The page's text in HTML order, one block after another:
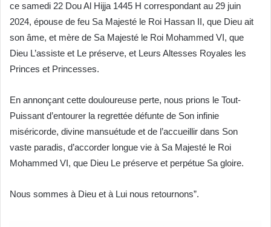
ce samedi 22 Dou Al Hijja 1445 H correspondant au 29 juin
2024, épouse de feu Sa Majesté le Roi Hassan II, que Dieu ait
son âme, et mère de Sa Majesté le Roi Mohammed VI, que
Dieu L’assiste et Le préserve, et Leurs Altesses Royales les
Princes et Princesses.
En annonçant cette douloureuse perte, nous prions le Tout-
Puissant d’entourer la regrettée défunte de Son infinie
miséricorde, divine mansuétude et de l’accueillir dans Son
vaste paradis, d’accorder longue vie à Sa Majesté le Roi
Mohammed VI, que Dieu Le préserve et perpétue Sa gloire.
Nous sommes à Dieu et à Lui nous retournons”.